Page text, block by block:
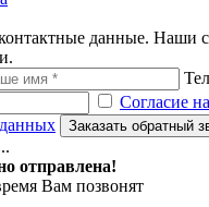
данные. Наши
Согласие
Заказать обратный
отправлена!
Вам позвонят